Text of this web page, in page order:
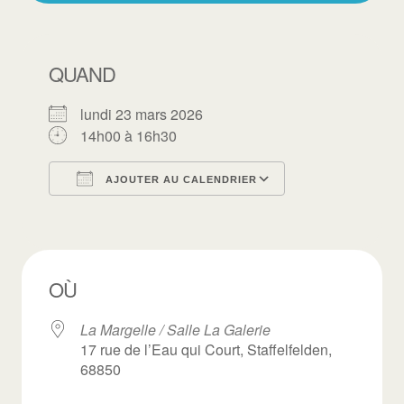
QUAND
lundi 23 mars 2026
14h00 à 16h30
AJOUTER AU CALENDRIER
OÙ
La Margelle / Salle La Galerie
17 rue de l’Eau qui Court, Staffelfelden,
68850